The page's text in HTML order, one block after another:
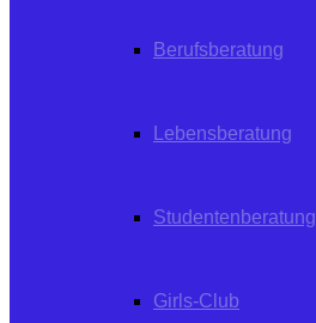
Berufsberatung
Lebensberatung
Studentenberatung
Girls-Club